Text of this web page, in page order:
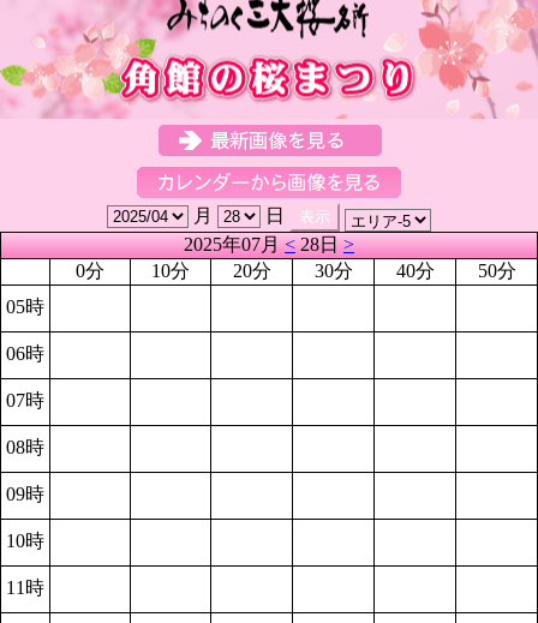
月
日
2025年07月<28日>
0分
10分 20分 30分 40分
50分
05時
06時
07時
08時
09時
10時
11時